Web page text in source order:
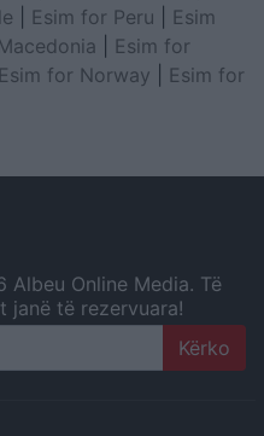
Esim for Peru
Esim
Esim for
Esim for Norway
Esim for
Albeu Online Media. Të
janë të rezervuara!